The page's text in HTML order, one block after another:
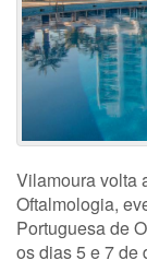
Vilamoura volta
Oftalmologia,
Portuguesa de
os dias 5 e 7 de